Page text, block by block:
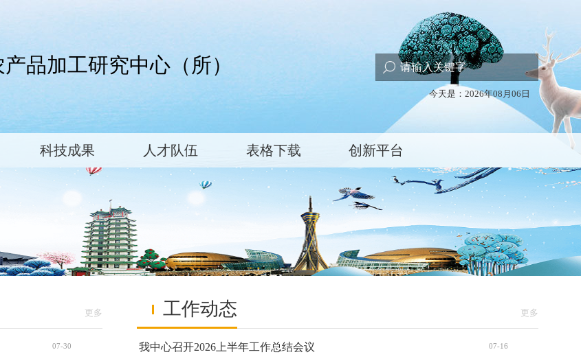
产品加工研究中心（所）
今天是：2026年08月06日
科技成果 人才队伍 表格下载 创新平台
更多
07-30
工作动态 更多
我中心召开2026上半年工作总结会议 07-16